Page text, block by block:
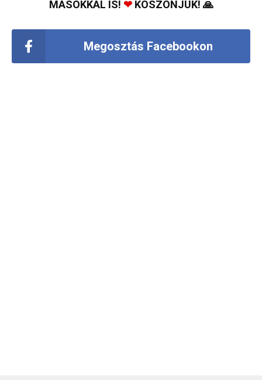
MÁSOKKAL IS! ❤KÖSZÖNJÜK! 🙏
Megosztás Facebookon